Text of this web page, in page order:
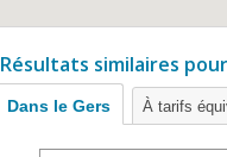
Résultats similaires
Dans le Gers À tarifs